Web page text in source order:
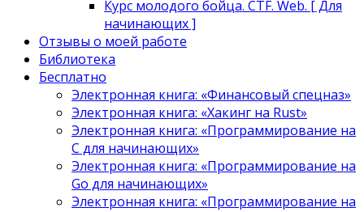
Курс молодого бойца. CTF. Web. [ Для
начинающих ]
Отзывы о моей работе
Библиотека
Бесплатно
Электронная книга: «Финансовый спецназ»
Электронная книга: «Хакинг на Rust»
Электронная книга: «Программирование на
C для начинающих»
Электронная книга: «Программирование на
Go для начинающих»
Электронная книга: «Программирование на